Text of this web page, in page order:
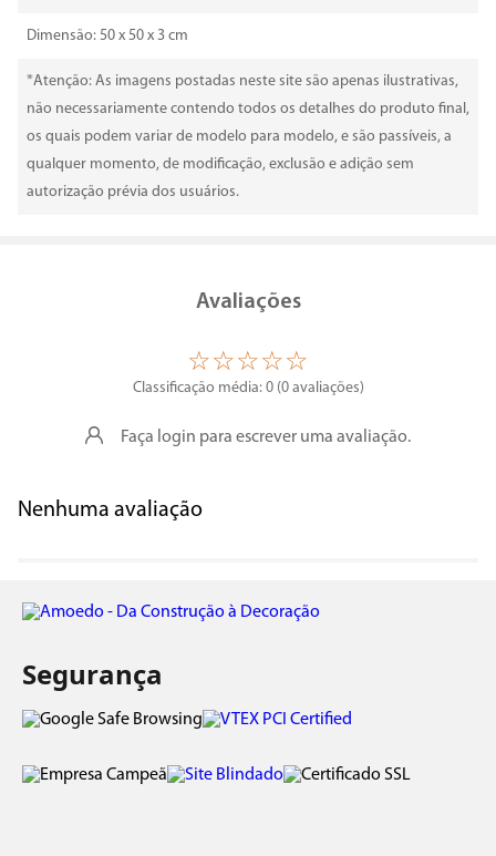
Dimensão: 50 x 50 x 3 cm
*Atenção: As imagens postadas neste site são apenas ilustrativas,
não necessariamente contendo todos os detalhes do produto final,
os quais podem variar de modelo para modelo, e são passíveis, a
qualquer momento, de modificação, exclusão e adição sem
autorização prévia dos usuários.
Avaliações
☆☆☆☆☆
Classificação média: 0 (0 avaliações)
Faça login para escrever uma avaliação.
Nenhuma avaliação
Segurança